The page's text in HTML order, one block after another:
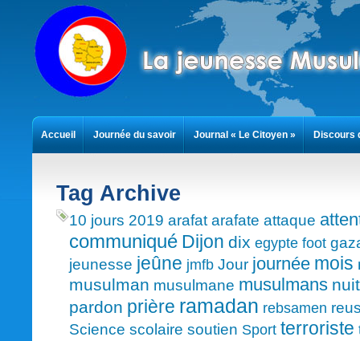
Tag Archive
10 jours 2019 arafat arafate attaque
communiqué Dijon dix egypte foot
jeunesse jeûne jmfb Jour journée mois
musulman musulmane musulmans nuit
pardon prière ramadan rebsamen
Science scolaire soutien Sport terroriste
Accueil Journée du savoir Journal « Le Citoyen » Discours